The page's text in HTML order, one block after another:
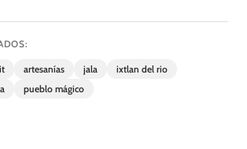
artesanías jala
ixtlan del rio
pueblo mágico